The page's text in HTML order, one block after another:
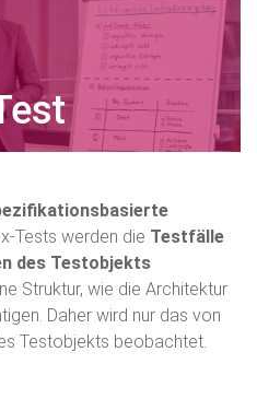
Tests werden die Testfälle
des Testobjekts
Struktur, wie die Architektur
Daher wird nur das von
Testobjekts beobachtet.